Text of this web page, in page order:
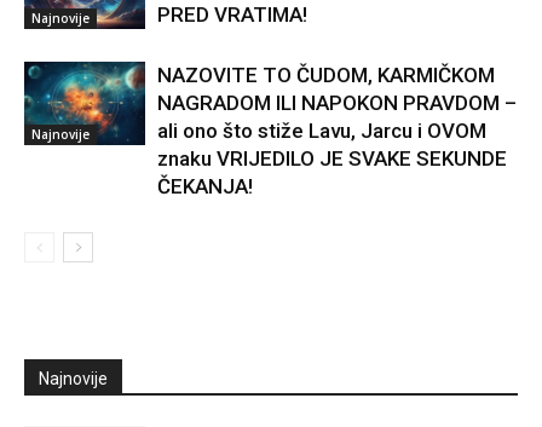
Najnovije
PRED VRATIMA!
Najnovije
NAZOVITE TO ČUDOM, KARMIČKOM
NAGRADOM ILI NAPOKON PRAVDOM –
ali ono što stiže Lavu, Jarcu i OVOM
znaku VRIJEDILO JE SVAKE SEKUNDE
ČEKANJA!
Najnovije